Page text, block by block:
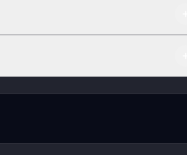
a determinadas funciones.